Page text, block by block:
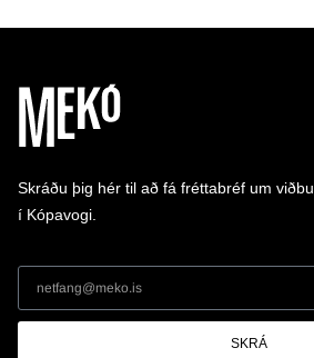
Skráðu þig hér til að fá fréttabréf um
í Kópavogi.
SKRÁ